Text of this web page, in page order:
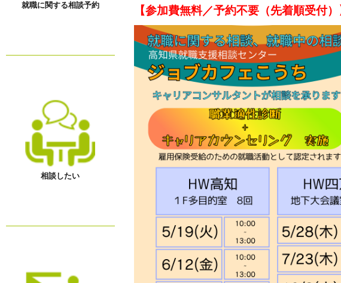
就職に関する相談予約
相談したい
【参加費無料／予約不要（先着順受付）